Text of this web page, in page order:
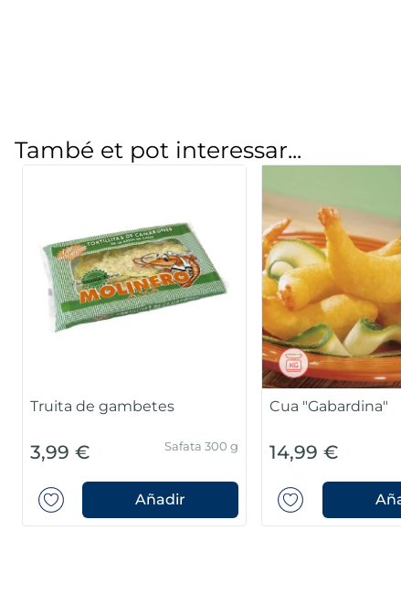
També et pot interessar...
Truita de gambetes
3,99 € Safata 300 g
Añadir
Cua "Gabardina"
14,99 €